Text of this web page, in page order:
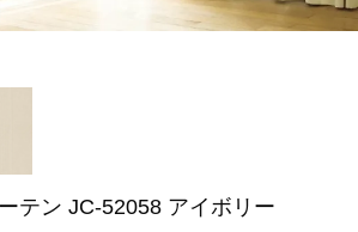
テン JC-52058 アイボリー